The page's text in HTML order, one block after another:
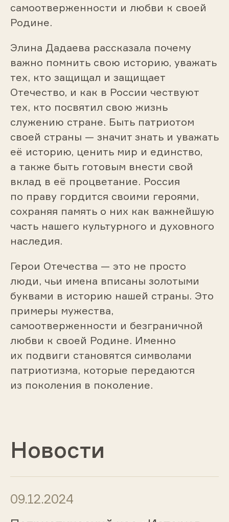
самоотверженности и любви к своей
Родине.
Элина Дадаева рассказала почему
важно помнить свою историю, уважать
тех, кто защищал и защищает
Отечество, и как в России чествуют
тех, кто посвятил свою жизнь
служению стране. Быть патриотом
своей страны — значит знать и уважать
её историю, ценить мир и единство,
а также быть готовым внести свой
вклад в её процветание. Россия
по праву гордится своими героями,
сохраняя память о них как важнейшую
часть нашего культурного и духовного
наследия.
Герои Отечества — это не просто
люди, чьи имена вписаны золотыми
буквами в историю нашей страны. Это
примеры мужества,
самоотверженности и безграничной
любви к своей Родине. Именно
их подвиги становятся символами
патриотизма, которые передаются
из поколения в поколение.
Новости
09.12.2024